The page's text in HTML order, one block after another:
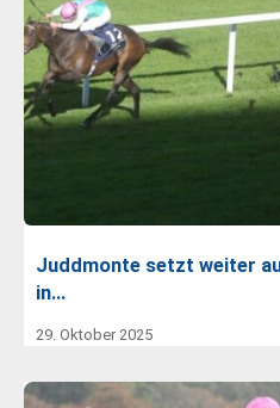
Juddmonte setzt weiter
in…
29. Oktober 2025